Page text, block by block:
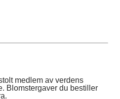
medlem av verdens
Blomstergaver du bestiller